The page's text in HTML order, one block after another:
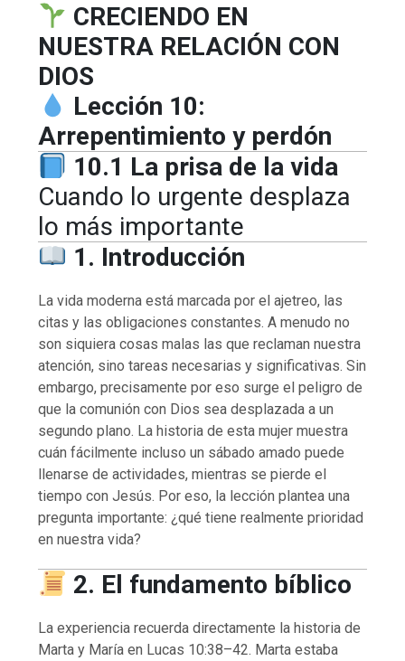
CRECIENDO EN
NUESTRA RELACIÓN CON
DIOS
Lección 10:
Arrepentimiento y perdón
10.1 La prisa de la vida
Cuando lo urgente desplaza
lo más importante
1. Introducción
La vida moderna está marcada por el ajetreo, las
citas y las obligaciones constantes. A menudo no
son siquiera cosas malas las que reclaman nuestra
atención, sino tareas necesarias y significativas. Sin
embargo, precisamente por eso surge el peligro de
que la comunión con Dios sea desplazada a un
segundo plano. La historia de esta mujer muestra
cuán fácilmente incluso un sábado amado puede
llenarse de actividades, mientras se pierde el
tiempo con Jesús. Por eso, la lección plantea una
pregunta importante: ¿qué tiene realmente prioridad
en nuestra vida?
2. El fundamento bíblico
La experiencia recuerda directamente la historia de
Marta y María en Lucas 10:38–42. Marta estaba